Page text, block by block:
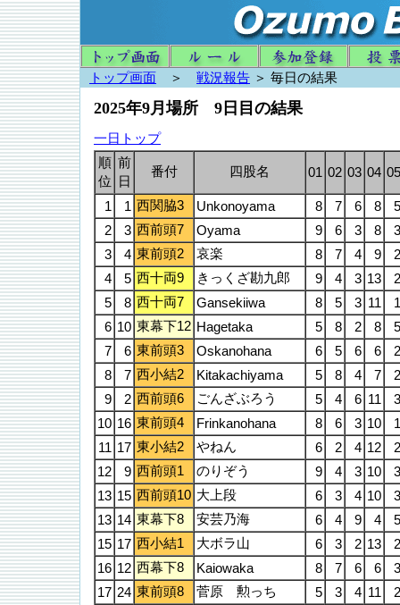
トップ画面 ＞ 戦況報告 ＞ 毎日の結果
2025年9月場所 9日目の結果
一日トップ
順
位
前
日
番付 四股名 01 02 03 04 05
1 1 西関脇3 Unkonoyama 8 7 6 8
2
3 西前頭7 Oyama 9 6 3 8
3
4 東前頭2 哀楽 8 7 4 9
4
5 西十両9 きっくざ勘九郎 9 4 3 13
5
8 西十両7 Gansekiiwa 8 5 3 11
6 10 東幕下12 Hagetaka 5 8 2 8
7
6 東前頭3 Oskanohana 6 5 6 6
8
7 西小結2 Kitakachiyama 5 8 4 7
9
2 西前頭6 ごんざぶろう 5 4 6 11
10 16 東前頭4 Frinkanohana 8 6 3 10
11 17 東小結2 やねん 6 2 4 12
12
9 西前頭1 のりぞう 9 4 3 10
13 15 西前頭10 大上段 6 3 4 10
13 14 東幕下8 安芸乃海 6 4 9 4
15 17 西小結1 大ボラ山 6 3 2 13
16 12 西幕下8 Kaiowaka 8 7 6 6
17 24 東前頭8 菅原 勲っち 5 3 4 11